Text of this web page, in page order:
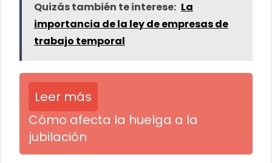
Quizás también te interese: La
importancia de la ley de empresas de
trabajo temporal
Leer más
Cómo afecta la huelga a la
jubilación